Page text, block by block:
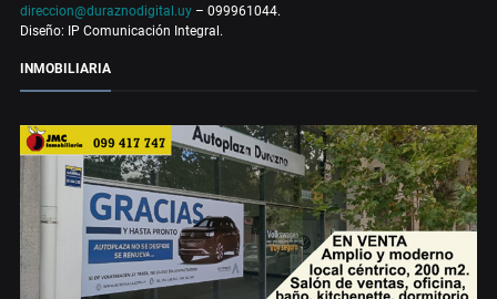
direccion@duraznodigital.uy – 099961044.
Diseño: IP Comunicación Integral.
INMOBILIARIA